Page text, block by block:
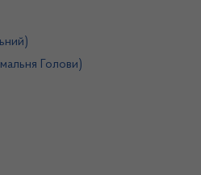
Голови)